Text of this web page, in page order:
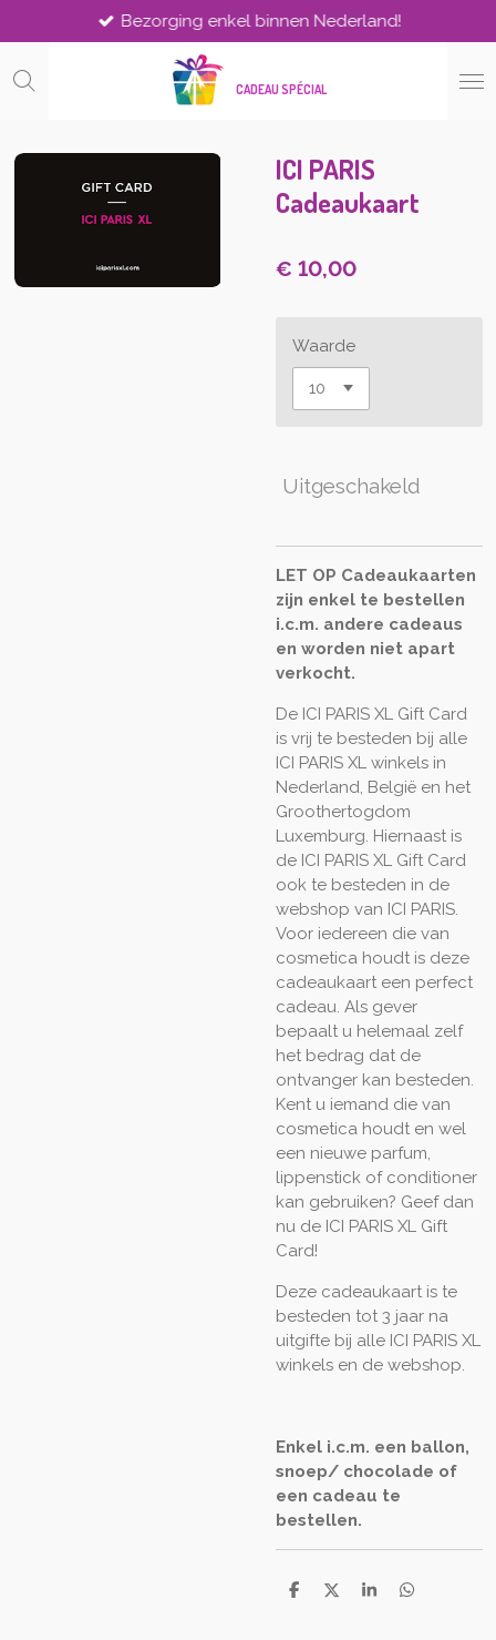
direct
naar
CADEAU SPÉCIAL
Bezorging enkel binnen Nederland!
ICI PARIS
Cadeaukaart
€ 10,00
Waarde
Uitgeschakeld
LET OP Cadeaukaarten
zijn enkel te bestellen
i.c.m. andere cadeaus
en worden niet apart
verkocht.
De ICI PARIS XL Gift Card
is vrij te besteden bij alle
ICI PARIS XL winkels in
Nederland, België en het
Groothertogdom
Luxemburg. Hiernaast is
de ICI PARIS XL Gift Card
ook te besteden in de
webshop van ICI PARIS.
Voor iedereen die van
cosmetica houdt is deze
cadeaukaart een perfect
cadeau. Als gever
bepaalt u helemaal zelf
het bedrag dat de
ontvanger kan besteden.
Kent u iemand die van
cosmetica houdt en wel
een nieuwe parfum,
lippenstick of conditioner
kan gebruiken? Geef dan
nu de ICI PARIS XL Gift
Card!
Deze cadeaukaart is te
besteden tot 3 jaar na
uitgifte bij alle ICI PARIS XL
winkels en de webshop.
Enkel i.c.m. een ballon,
snoep/ chocolade of
een cadeau te
bestellen.
D
D
S
D